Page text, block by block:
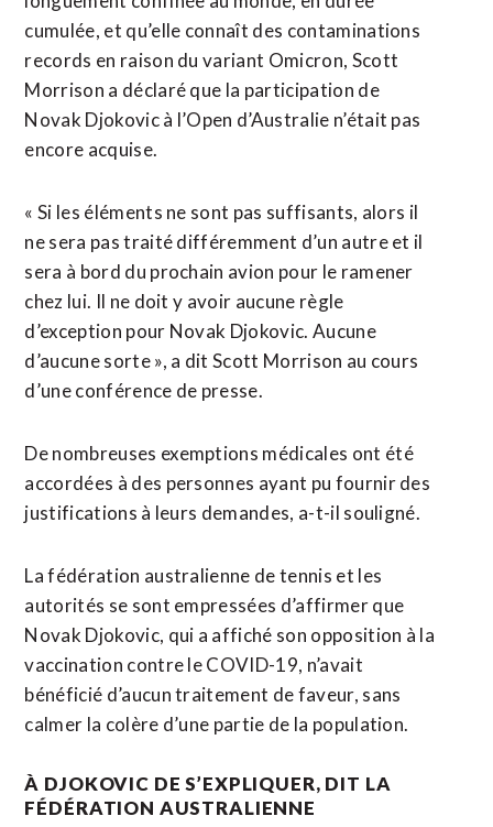
cumulée, et qu’elle connaît des contaminations
records en raison du variant Omicron, Scott
Morrison a déclaré que la participation de
Novak Djokovic à l’Open d’Australie n’était pas
encore acquise.
« Si les éléments ne sont pas suffisants, alors il
ne sera pas traité différemment d’un autre et il
sera à bord du prochain avion pour le ramener
chez lui. Il ne doit y avoir aucune règle
d’exception pour Novak Djokovic. Aucune
d’aucune sorte », a dit Scott Morrison au cours
d’une conférence de presse.
De nombreuses exemptions médicales ont été
accordées à des personnes ayant pu fournir des
justifications à leurs demandes, a-t-il souligné.
La fédération australienne de tennis et les
autorités se sont empressées d’affirmer que
Novak Djokovic, qui a affiché son opposition à la
vaccination contre le COVID-19, n’avait
bénéficié d’aucun traitement de faveur, sans
calmer la colère d’une partie de la population.
À DJOKOVIC DE S’EXPLIQUER, DIT LA
FÉDÉRATION AUSTRALIENNE